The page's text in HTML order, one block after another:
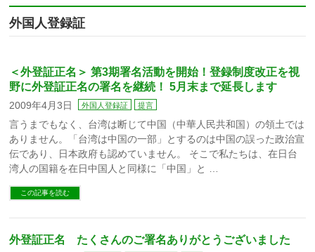
外国人登録証
＜外登証正名＞ 第3期署名活動を開始！登録制度改正を視
野に外登証正名の署名を継続！ 5月末まで延長します
2009年4月3日 外国人登録証 提言
言うまでもなく、台湾は断じて中国（中華人民共和国）の領土では
ありません。「台湾は中国の一部」とするのは中国の誤った政治宣
伝であり、日本政府も認めていません。 そこで私たちは、在日台
湾人の国籍を在日中国人と同様に「中国」と …
この記事を読む
外登証正名 たくさんのご署名ありがとうございました